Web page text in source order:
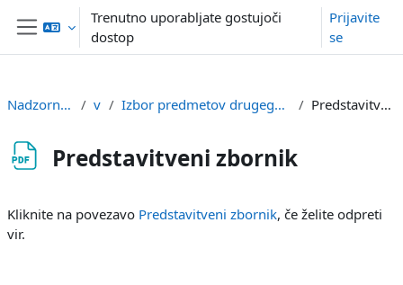
Preskoči na glavno vsebino
Stransko polje
Trenutno uporabljate gostujoči
dostop
Prijavite
se
Nadzorna plošča vss Izbor predmetov drugega in tretjega letnika Predstavitveni zbornik
Predstavitveni zbornik
Kliknite na povezavo Predstavitveni zbornik, če želite odpreti
vir.